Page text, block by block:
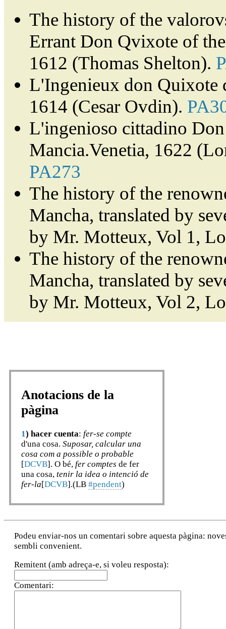
The history of the
Errant Don Qvixote of
1612 (Thomas Shelton).
L'Ingenieux don Quixote
1614 (Cesar Ovdin).
L'ingenioso cittadino
Mancia.Venetia, 1622
PA273
The history of the
Mancha, translated by
by Mr. Motteux, Vol 1,
The history of the
Mancha, translated by
by Mr. Motteux, Vol 2,
Anotacions de la
pàgina
1) hacer cuenta: fer-se compte
d'una cosa. Suposar, calcular una
cosa com a possible o probable
[DCVB]. O bé, fer comptes de fer
una cosa, tenir la idea o intenció de
fer-la[DCVB].(LB #pendent)
Podeu enviar-nos un comentari sobre aquesta pàgina:
sembli convenient.
Remitent (amb adreça-e, si voleu resposta):
Comentari: